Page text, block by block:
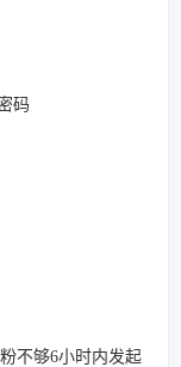
码
不够6小时内发起